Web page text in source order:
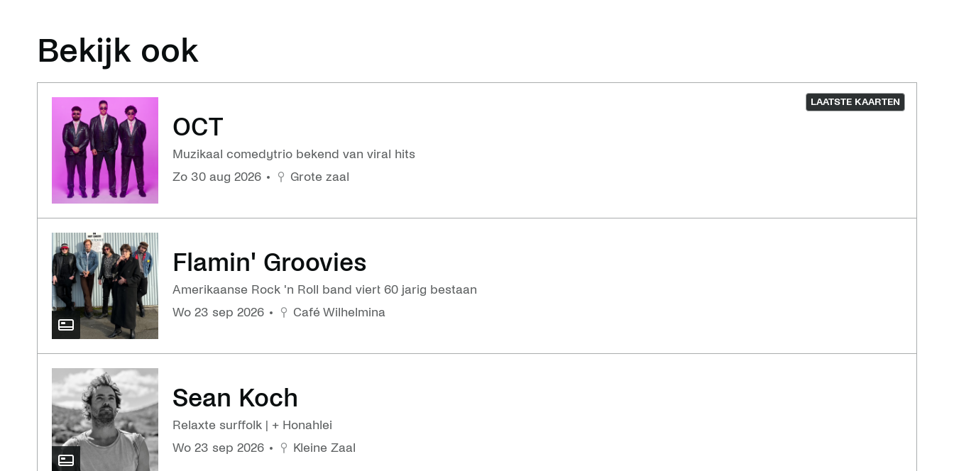
Bekijk ook
LAATSTE KAARTEN
OCT
Muzikaal comedytrio bekend van viral hits
zo 30 aug 2026
Grote zaal
Flamin' Groovies
Amerikaanse Rock 'n Roll band viert 60 jarig bestaan
wo 23 sep 2026
Café Wilhelmina
Sean Koch
Relaxte surffolk | + Honahlei
wo 23 sep 2026
Kleine Zaal